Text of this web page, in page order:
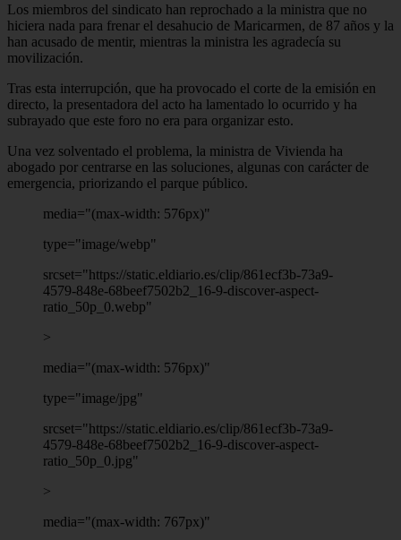
Los miembros del sindicato han reprochado a la ministra que no
hiciera nada para frenar el desahucio de Maricarmen, de 87 años y la
han acusado de mentir, mientras la ministra les agradecía su
movilización.
Tras esta interrupción, que ha provocado el corte de la emisión en
directo, la presentadora del acto ha lamentado lo ocurrido y ha
subrayado que este foro no era para organizar esto.
Una vez solventado el problema, la ministra de Vivienda ha
abogado por centrarse en las soluciones, algunas con carácter de
emergencia, priorizando el parque público.
media="(max-width: 576px)"
type="image/webp"
srcset="https://static.eldiario.es/clip/861ecf3b-73a9-
4579-848e-68beef7502b2_16-9-discover-aspect-
ratio_50p_0.webp"
>
media="(max-width: 576px)"
type="image/jpg"
srcset="https://static.eldiario.es/clip/861ecf3b-73a9-
4579-848e-68beef7502b2_16-9-discover-aspect-
ratio_50p_0.jpg"
>
media="(max-width: 767px)"